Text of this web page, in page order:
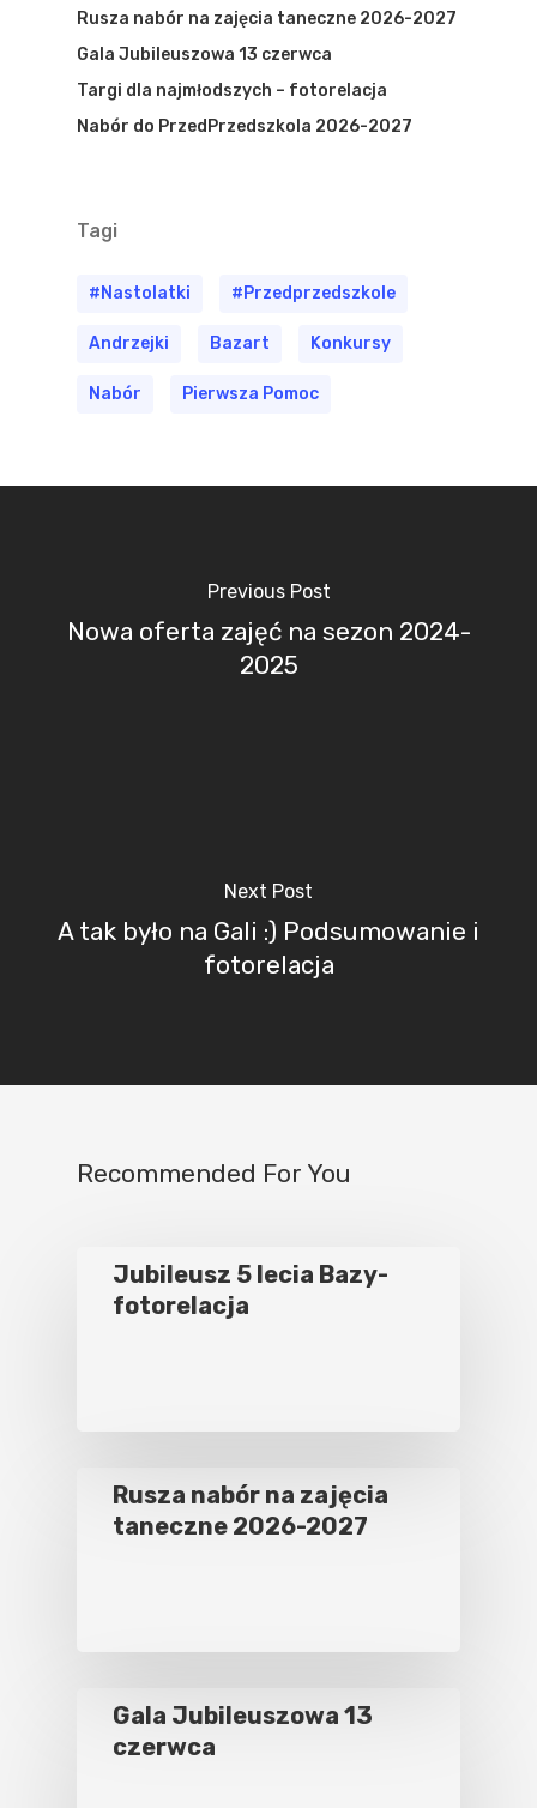
Rusza nabór na zajęcia taneczne 2026-2027
Gala Jubileuszowa 13 czerwca
Targi dla najmłodszych – fotorelacja
Nabór do PrzedPrzedszkola 2026-2027
Tagi
#nastolatki #przedprzedszkole
Andrzejki Bazart Konkursy
Nabór Pierwsza Pomoc
Previous Post
Nowa oferta zajęć na sezon 2024-
2025
Next Post
A tak było na Gali :) Podsumowanie i
fotorelacja
Recommended For You
Jubileusz 5 lecia Bazy-
fotorelacja
Rusza nabór na zajęcia
taneczne 2026-2027
Gala Jubileuszowa 13
czerwca